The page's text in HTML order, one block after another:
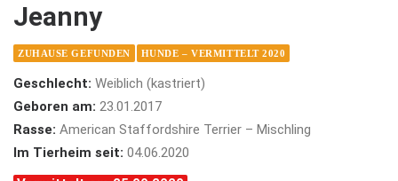
Jeanny
ZUHAUSE GEFUNDEN HUNDE – VERMITTELT 2020
Geschlecht: Weiblich (kastriert)
Geboren am: 23.01.2017
Rasse: American Staffordshire Terrier – Mischling
Im Tierheim seit: 04.06.2020